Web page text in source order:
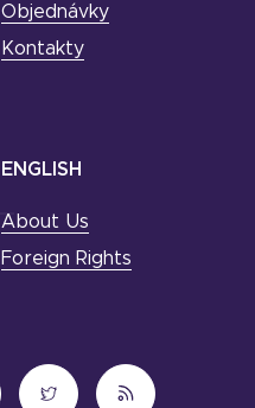
Objednávky
Kontakty
ENGLISH
About Us
Foreign Rights